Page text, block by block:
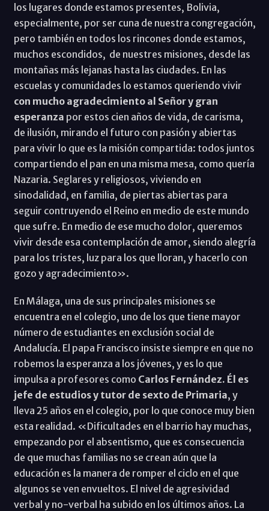
los lugares donde estamos presentes, Bolivia,
especialmente, por ser cuna de nuestra congregación,
pero también en todos los rincones donde estamos,
muchos escondidos, de nuestres misiones, desde las
montañas más lejanas hasta las ciudades. En las
escuelas y comunidades lo estamos queriendo vivir
con mucho agradecimiento al Señor y gran
esperanza por estos cien años de vida, de carisma,
de ilusión, mirando el futuro con pasión y abiertas
para vivir lo que es la misión compartida: todos juntos
compartiendo el pan en una misma mesa, como quería
Nazaria. Seglares y religiosos, viviendo en
sinodalidad, en familia, de piertas abiertas para
seguir contruyendo el Reino en medio de este mundo
que sufre. En medio de ese mucho dolor, queremos
vivir desde esa contemplación de amor, siendo alegría
para los tristes, luz para los que lloran, y hacerlo con
gozo y agradecimiento».
En Málaga, una de sus principales misiones se
encuentra en el colegio, uno de los que tiene mayor
número de estudiantes en exclusión social de
Andalucía. El papa Francisco insiste siempre en que no
robemos la esperanza a los jóvenes, y es lo que
impulsa a profesores como Carlos Fernández. Él es
jefe de estudios y tutor de sexto de Primaria, y
lleva 25 años en el colegio, por lo que conoce muy bien
esta realidad. «Dificultades en el barrio hay muchas,
empezando por el absentismo, que es consecuencia
de que muchas familias no se crean aún que la
educación es la manera de romper el ciclo en el que
algunos se ven envueltos. El nivel de agresividad
verbal y no-verbal ha subido en los últimos años. La